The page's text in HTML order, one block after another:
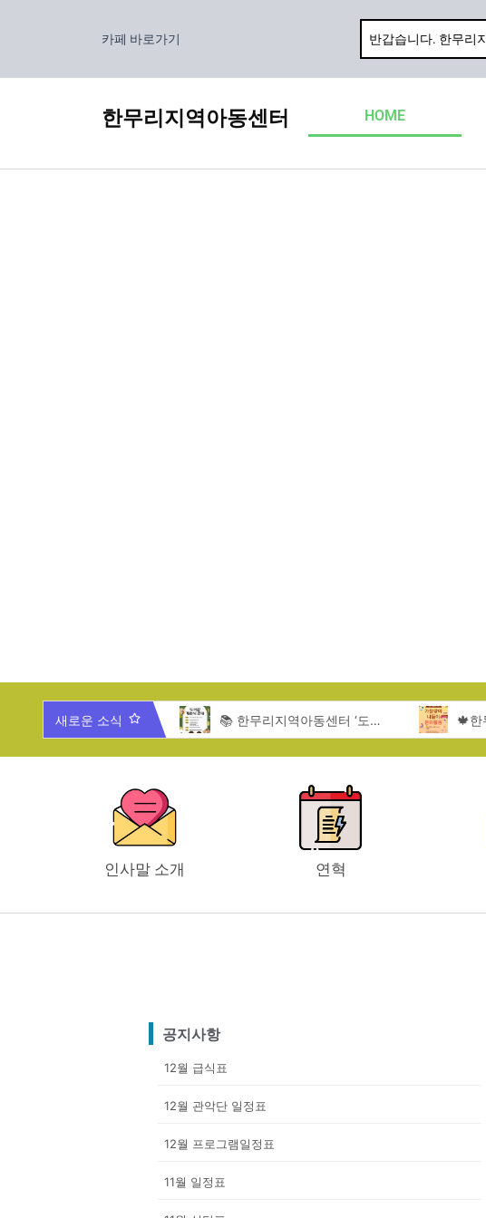
로
카페 바로가기
한무리지역아동센터 HOME
새로운 소식 🎄 2025년 한무리 가족과 함께 하는 송년잔치 🎄 📚 한무리지역아동센터 ‘도서관 개관식’ 안내
인사말 소개 연혁
공지사항
12월 급식표
12월 관악단 일정표
12월 프로그램일정표
11월 일정표